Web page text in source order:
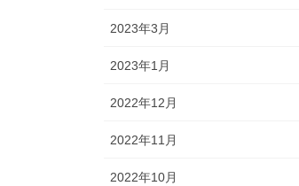
2023年3月
2023年1月
2022年12月
2022年11月
2022年10月